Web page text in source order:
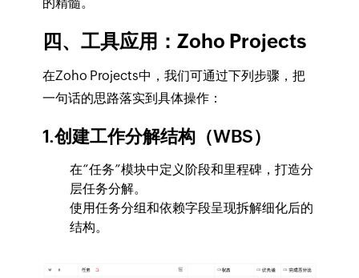
四、工具应用：Zoho Projects
在Zoho Projects中，我们可通过下列步骤，把
一句话的思路落实到具体操作：
1.创建工作分解结构（WBS）
在“任务”模块中定义阶段和里程碑，打造分
层任务分解。
使用任务分组和依赖字段呈现拆解细化后的
结构。